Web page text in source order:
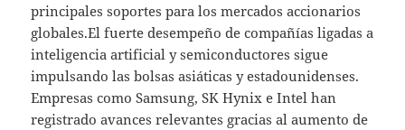
principales soportes para los mercados accionarios
globales.El fuerte desempeño de compañías ligadas a
inteligencia artificial y semiconductores sigue
impulsando las bolsas asiáticas y estadounidenses.
Empresas como Samsung, SK Hynix e Intel han
registrado avances relevantes gracias al aumento de